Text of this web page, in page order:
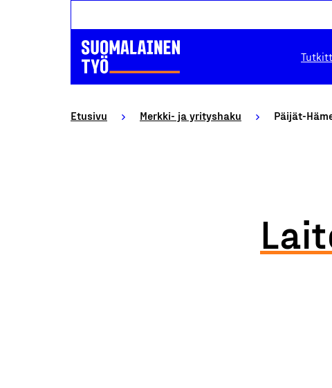
Etusivu Merkki- ja yrityshaku Päijät-